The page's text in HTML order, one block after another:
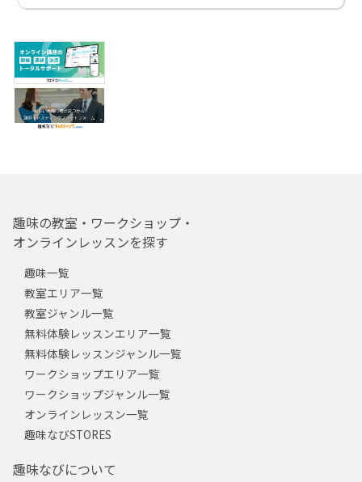
趣味の教室・ワークショップ・
オンラインレッスンを探す
趣味一覧
教室エリア一覧
教室ジャンル一覧
無料体験レッスンエリア一覧
無料体験レッスンジャンル一覧
ワークショップエリア一覧
ワークショップジャンル一覧
オンラインレッスン一覧
趣味なびSTORES
趣味なびについて